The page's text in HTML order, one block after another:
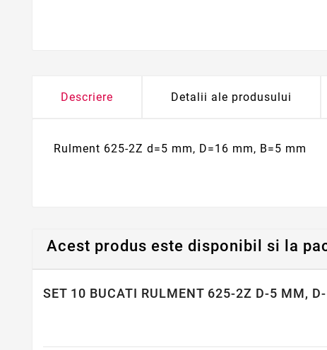
Descriere Detalii ale produsului
Rulment 625-2Z d=5 mm, D=16 mm, B=5 mm
Acest produs este disponibil si la
SET 10 BUCATI RULMENT 625-2Z D-5 MM,